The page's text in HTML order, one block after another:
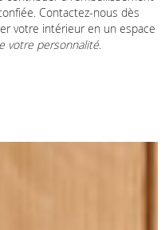
Contactez-nous dès
votre intérieur en un espace
votre personnalité.